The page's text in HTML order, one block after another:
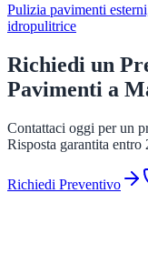
Pulizia pavimenti
idropulitrice
Richiedi un
Pavimenti a
Contattaci oggi per un
Risposta garantita entro
Richiedi Preventivo